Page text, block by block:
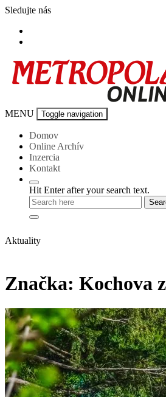
Skip
content
Sledujte nás
Metropola-
MENU Toggle navigation
Domov
Online Archív
Inzercia
Kontakt
Hit Enter after your search text.
Aktuality
Značka: Kochova